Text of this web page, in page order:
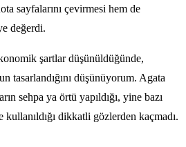
sayfalarını çevirmesi hem de
değerdi.
şartlar düşünüldüğünde,
tasarlandığını düşünüyorum. Agata
sehpa ya örtü yapıldığı, yine bazı
dikkatli gözlerden kaçmadı.